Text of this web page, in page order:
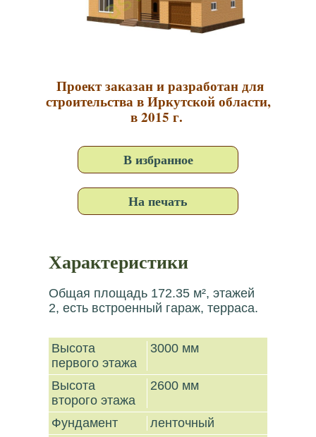
Проект заказан и разработан для
строительства в Иркутской области,
в 2015 г.
В избранное
На печать
Характеристики
Общая площадь 172.35 м², этажей
2, есть встроенный гараж, терраса.
Высота
первого этажа
3000 мм
Высота
второго этажа
2600 мм
Фундамент
ленточный